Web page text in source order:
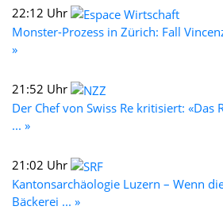
22:12 Uhr
Monster-Prozess in Zürich: Fall
»
21:52 Uhr
Der Chef von Swiss Re kritisiert: «Das
... »
21:02 Uhr
Kantonsarchäologie Luzern – Wenn
Bäckerei ... »